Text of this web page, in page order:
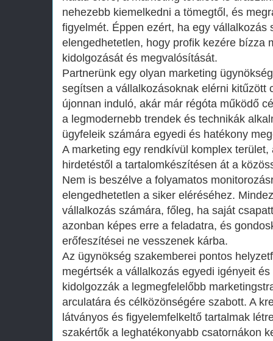
nehezebb kiemelkedni a tömegtől, és
figyelmét. Éppen ezért, ha egy vállalkozás
elengedhetetlen, hogy profik kezére bízza
kidolgozását és megvalósítását.
Partnerünk egy olyan marketing
segítsen a vállalkozásoknak elérni kitűzött
újonnan induló, akár már régóta működő
a legmodernebb trendek és technikák
ügyfeleik számára egyedi és hatékony
A marketing egy rendkívül komplex
hirdetéstől a tartalomkészítésen át a
Nem is beszélve a folyamatos
elengedhetetlen a siker eléréséhez.
vállalkozás számára, főleg, ha saját
azonban képes erre a feladatra, és
erőfeszítései ne vesszenek kárba.
Az ügynökség szakemberei pontos
megértsék a vállalkozás egyedi igényeit
kidolgozzák a legmegfelelőbb
arculatára és célközönségére szabott. A
látványos és figyelemfelkeltő tartalmak
szakértők a leghatékonyabb csatornákon